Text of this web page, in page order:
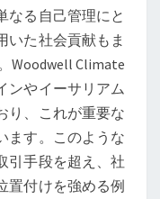
る自己管理にと
いた社会貢献もま
Woodwell Climate
ンやイーサリアム
り、これが重要な
ます。このような
引手段を超え、社
置付けを強める例